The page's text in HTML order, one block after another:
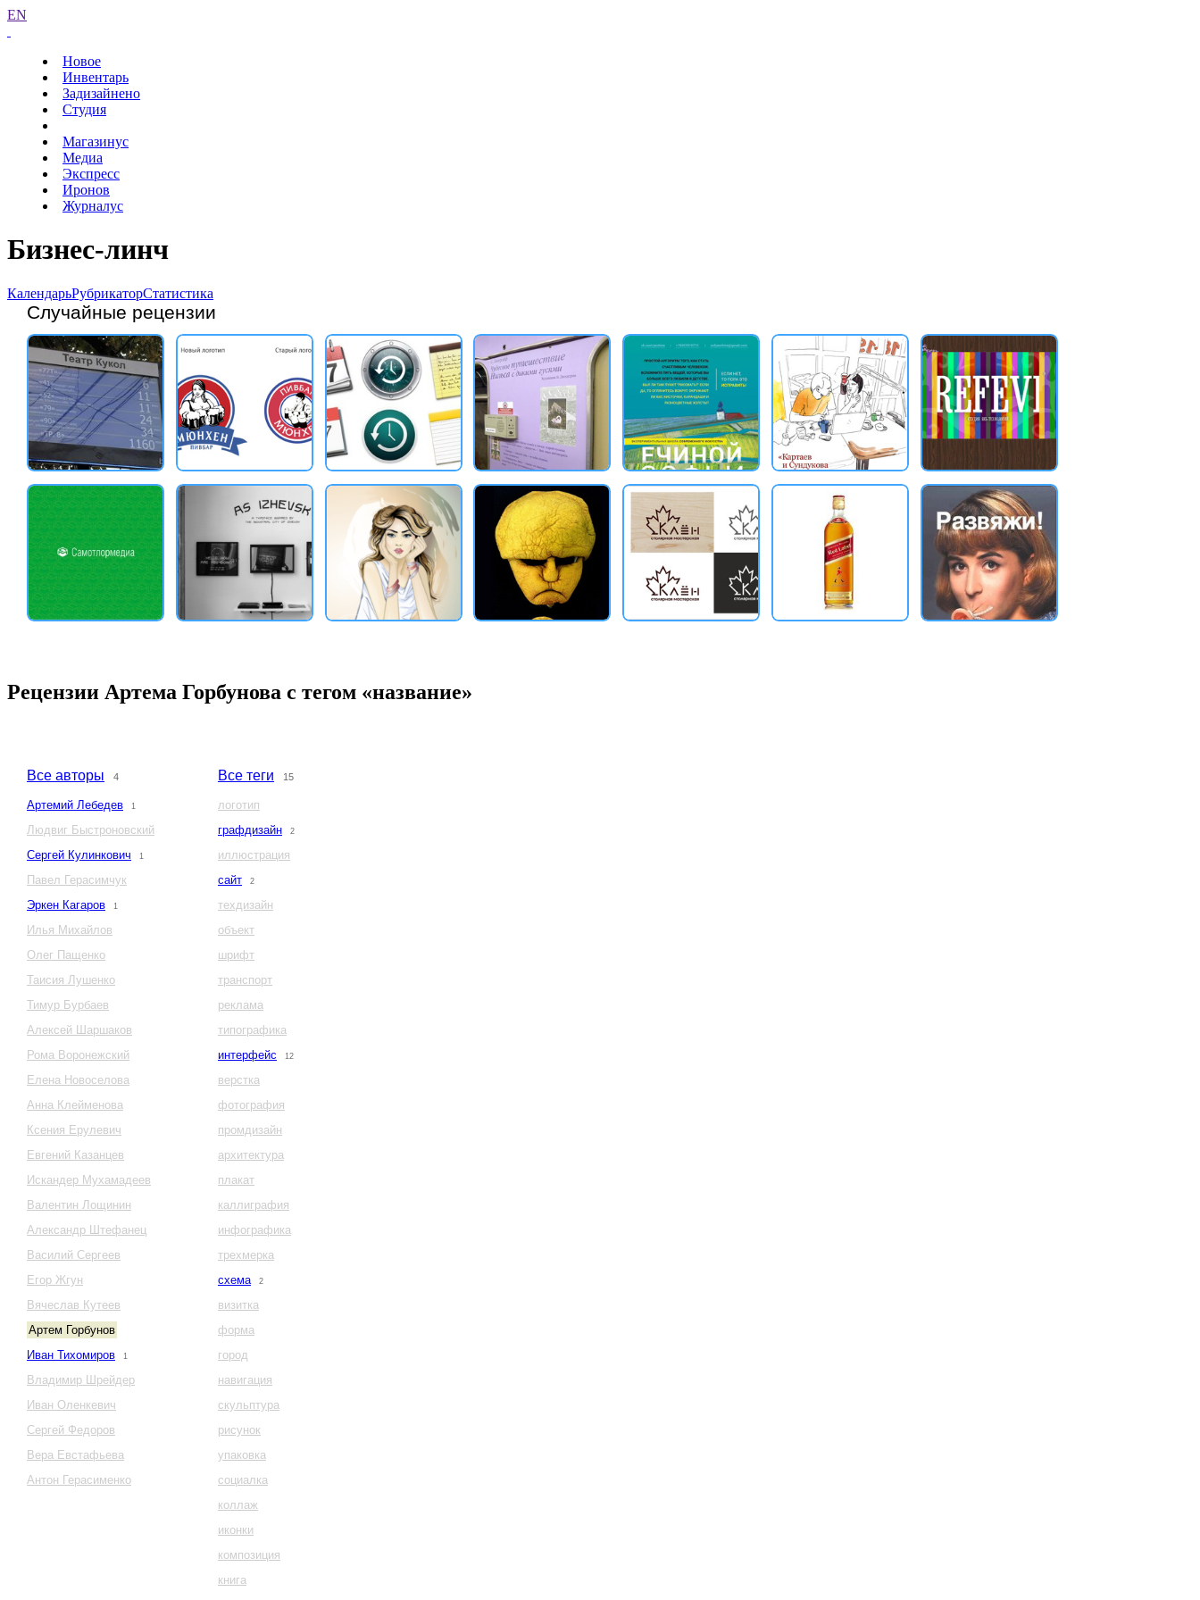
EN
Новое
Инвентарь
Задизайнено
Студия
Магазинус
Медиа
Экспресс
Иронов
Журналус
Бизнес-линч
КалендарьРубрикаторСтатистика
Случайные рецензии
Рецензии Артема Горбунова с тегом «название»
Все авторы 4
Артемий Лебедев 1
Людвиг Быстроновский
Сергей Кулинкович
1
Павел Герасимчук
Эркен Кагаров
1
Илья Михайлов
Олег Пащенко
Таисия Лушенко
Тимур Бурбаев
Алексей Шаршаков
Рома Воронежский
Елена Новоселова
Анна Клейменова
Ксения Ерулевич
Евгений Казанцев
Искандер Мухамадеев
Валентин Лощинин
Александр Штефанец
Василий Сергеев
Егор Жгун
Вячеслав Кутеев
Артем Горбунов
Иван Тихомиров
1
Владимир Шрейдер
Иван Оленкевич
Сергей Федоров
Вера Евстафьева
Антон Герасименко
Все теги 15
логотип
графдизайн
2
иллюстрация
сайт
2
техдизайн
объект
шрифт
транспорт
реклама
типографика
интерфейс
12
верстка
фотография
промдизайн
архитектура
плакат
каллиграфия
инфографика
трехмерка
схема
2
визитка
форма
город
навигация
скульптура
рисунок
упаковка
социалка
коллаж
иконки
композиция
книга